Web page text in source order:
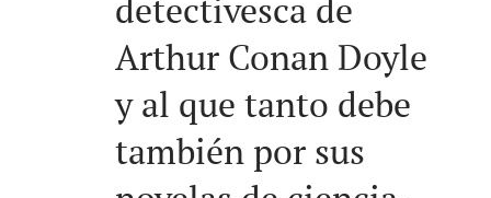
detectivesca de
Arthur Conan Doyle
y al que tanto debe
también por sus